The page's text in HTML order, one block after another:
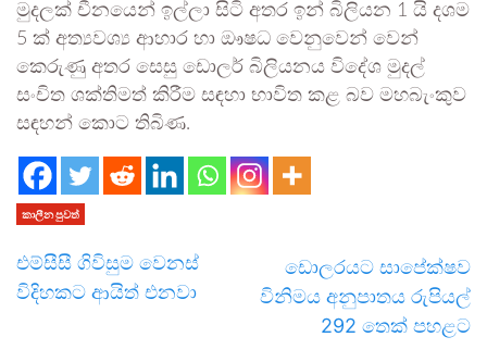
මුදලක් චීනයෙන් ඉල්ලා සිටි අතර ඉන් බිලියන 1 යි දශම
5 ක් අත්‍යවශ්‍ය ආහාර හා ඖෂධ වෙනුවෙන් වෙන්
කෙරුණු අතර සෙසු ඩොලර් බිලියනය විදේශ මුදල්
සංචිත ශක්තිමත් කිරීම සඳහා භාවිත කළ බව මහබැංකුව
සඳහන් කොට තිබිණ.
කාලීන පුවත්
එම්සීසී ගිවිසුම වෙනස්
විදිහකට ආයිත් එනවා
ඩොලරයට සාපේක්ෂව
විනිමය අනුපාතය රුපියල්
292 තෙක් පහළට